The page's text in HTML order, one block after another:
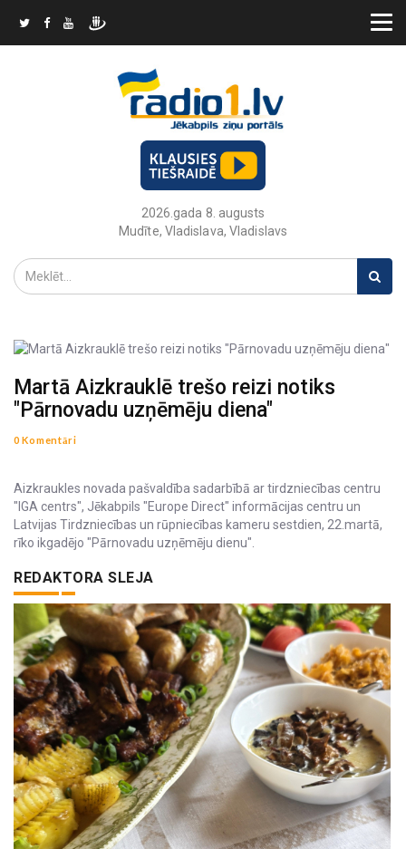
2026.gada 8. augusts
Mudīte, Vladislava, Vladislavs
Martā Aizkrauklē trešo reizi notiks
"Pārnovadu uzņēmēju diena"
0 Komentāri
Aizkraukles novada pašvaldība sadarbībā ar tirdzniecības centru
"IGA centrs", Jēkabpils "Europe Direct" informācijas centru un
Latvijas Tirdzniecības un rūpniecības kameru sestdien, 22.martā,
rīko ikgadējo "Pārnovadu uzņēmēju dienu".
REDAKTORA SLEJA